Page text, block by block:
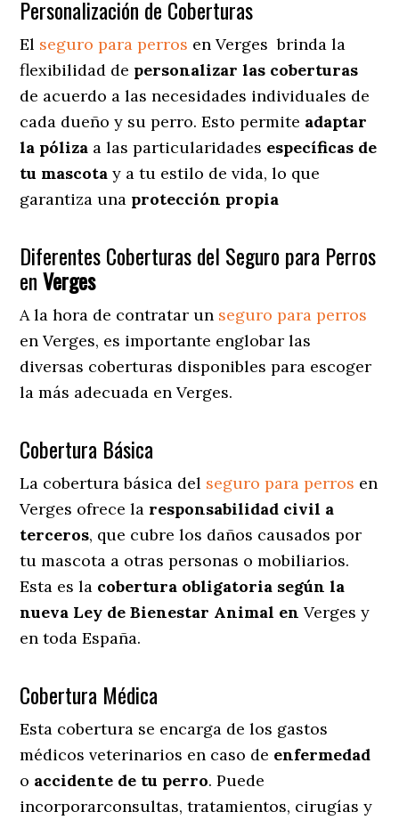
Personalización de Coberturas
El seguro para perros en Verges brinda la
flexibilidad de personalizar las coberturas
de acuerdo a las necesidades individuales de
cada dueño y su perro. Esto permite adaptar
la póliza a las particularidades específicas de
tu mascota y a tu estilo de vida, lo que
garantiza una protección propia
Diferentes Coberturas del Seguro para Perros
en Verges
A la hora de contratar un seguro para perros
en Verges, es importante englobar las
diversas coberturas disponibles para escoger
la más adecuada en Verges.
Cobertura Básica
La cobertura básica del seguro para perros en
Verges ofrece la responsabilidad civil a
terceros, que cubre los daños causados por
tu mascota a otras personas o mobiliarios.
Esta es la cobertura obligatoria según la
nueva Ley de Bienestar Animal enVerges y
en toda España.
Cobertura Médica
Esta cobertura se encarga de los gastos
médicos veterinarios en caso de enfermedad
o accidente de tu perro. Puede
incorporarconsultas, tratamientos, cirugías y